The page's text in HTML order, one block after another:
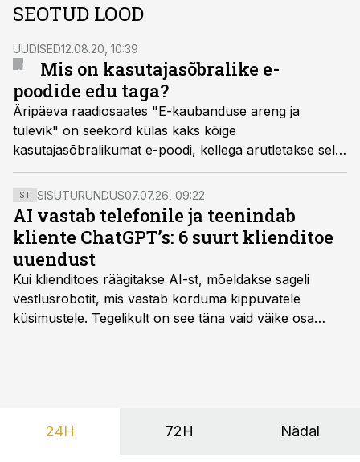
SEOTUD LOOD
UUDISED12.08.20, 10:39
Mis on kasutajasõbralike e-
poodide edu taga?
Äripäeva raadiosaates "E-kaubanduse areng ja
tulevik" on seekord külas kaks kõige
kasutajasõbralikumat e-poodi, kellega arutletakse selle
üle, kuidas nad sinna on jõudnud.
ST SISUTURUNDUS07.07.26, 09:22
AI vastab telefonile ja teenindab
kliente ChatGPT’s: 6 suurt klienditoe
uuendust
Kui klienditoes räägitakse AI-st, mõeldakse sageli
vestlusrobotit, mis vastab korduma kippuvatele
küsimustele. Tegelikult on see täna vaid väike osa
24H 72H Nädal